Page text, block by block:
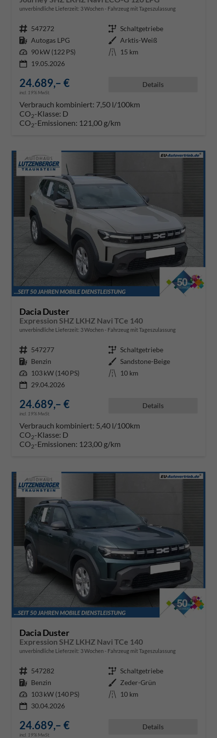
unverbindliche Lieferzeit: 3 Wochen Fahrzeug mit Tageszulassung
Fahrzeugnr. 547272 Getriebe Schaltgetriebe
Kraftstoff Autogas LPG Außenfarbe Arktis-Weiß
Leistung 90 kW (122 PS) Kilometerstand 15 km
19.05.2026
24.689,– €
incl. 19% MwSt.
Details
Verbrauch kombiniert: 7,50 l/100km
CO2-Klasse: D
CO2-Emissionen: 121,00 g/km
Dacia Duster
Expression SHZ LKHZ Navi TCe 140
unverbindliche Lieferzeit: 3 Wochen Fahrzeug mit Tageszulassung
Fahrzeugnr. 547277 Getriebe Schaltgetriebe
Kraftstoff Benzin Außenfarbe Sandstone-Beige
Leistung 103 kW (140 PS) Kilometerstand 10 km
29.04.2026
24.689,– €
incl. 19% MwSt.
Details
Verbrauch kombiniert: 5,40 l/100km
CO2-Klasse: D
CO2-Emissionen: 123,00 g/km
Dacia Duster
Expression SHZ LKHZ Navi TCe 140
unverbindliche Lieferzeit: 3 Wochen Fahrzeug mit Tageszulassung
Fahrzeugnr. 547282 Getriebe Schaltgetriebe
Kraftstoff Benzin Außenfarbe Zeder-Grün
Leistung 103 kW (140 PS) Kilometerstand 10 km
30.04.2026
24.689,– €
incl. 19% MwSt.
Details